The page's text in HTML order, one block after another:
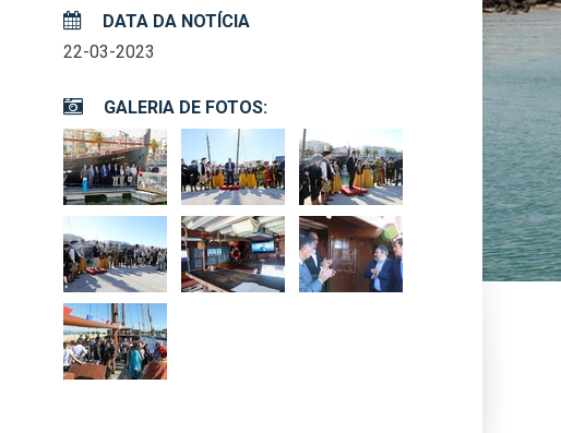
DATA DA NOTÍCIA
22-03-2023
GALERIA DE FOTOS: